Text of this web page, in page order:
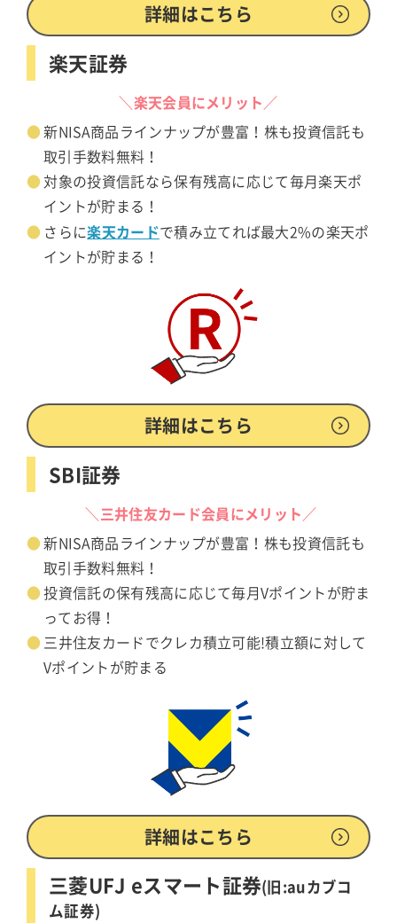
詳細はこちら
楽天証券
＼楽天会員にメリット／
新NISA商品ラインナップが豊富！株も投資信託も
取引手数料無料！
対象の投資信託なら保有残高に応じて毎月楽天ポ
イントが貯まる！
さらに楽天カードで積み立てれば最大2%の楽天ポ
イントが貯まる！
詳細はこちら
SBI証券
＼三井住友カード会員にメリット／
新NISA商品ラインナップが豊富！株も投資信託も
取引手数料無料！
投資信託の保有残高に応じて毎月Vポイントが貯ま
ってお得！
三井住友カードでクレカ積立可能!積立額に対して
Vポイントが貯まる
詳細はこちら
三菱UFJ eスマート証券(旧:auカブコ
ム証券)